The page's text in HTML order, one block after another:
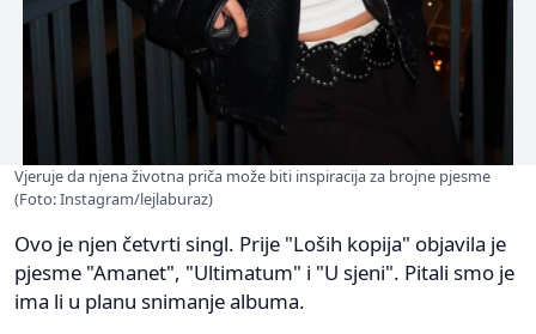
Vjeruje da njena životna priča može biti inspiracija za brojne pjesme
(Foto: Instagram/lejlaburaz)
Ovo je njen četvrti singl. Prije "Loših kopija" objavila je
pjesme "Amanet", "Ultimatum" i "U sjeni". Pitali smo je
ima li u planu snimanje albuma.